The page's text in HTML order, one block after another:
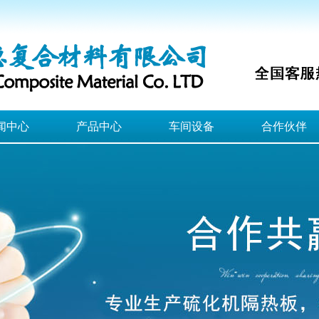
中心 产品中心 车间设备 合作伙伴